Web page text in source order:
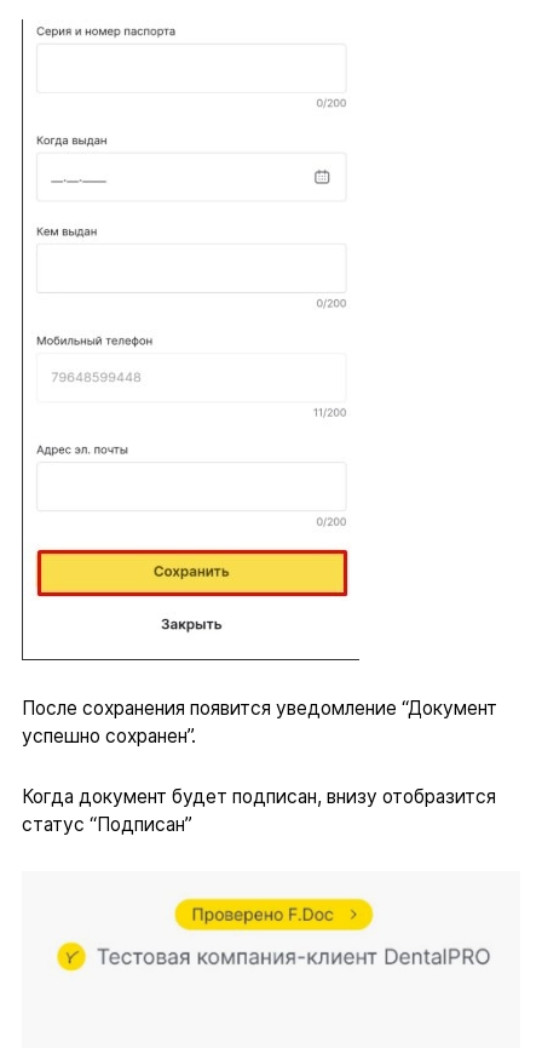
После сохранения появится уведомление “Документ
успешно сохранен”.
Когда документ будет подписан, внизу отобразится
статус “Подписан”